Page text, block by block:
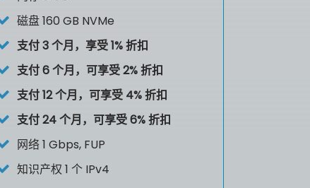
磁盘160 GB NVMe
支付 3 个月，享受 1% 折扣
支付 6 个月，可享受 2% 折扣
支付 12 个月，可享受 4% 折扣
支付 24 个月，可享受 6% 折扣
网络 1 Gbps, FUP
知识产权1 个 IPv4